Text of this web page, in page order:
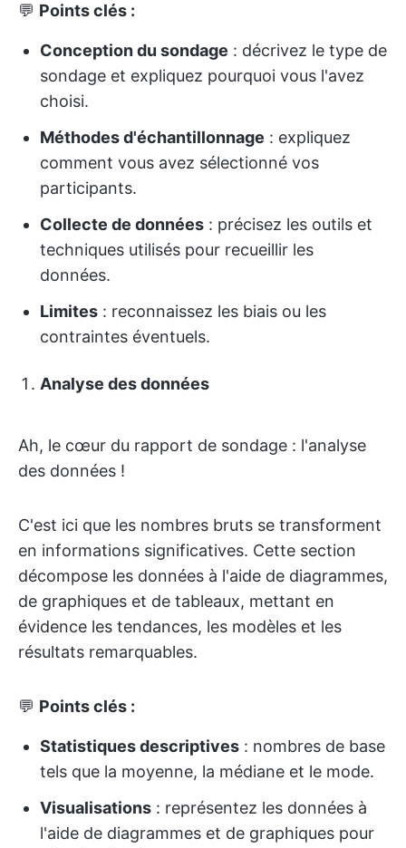
💬 Points clés :
Conception du sondage : décrivez le type de
sondage et expliquez pourquoi vous l'avez
choisi.
Méthodes d'échantillonnage : expliquez
comment vous avez sélectionné vos
participants.
Collecte de données : précisez les outils et
techniques utilisés pour recueillir les
données.
Limites : reconnaissez les biais ou les
contraintes éventuels.
Analyse des données
Ah, le cœur du rapport de sondage : l'analyse
des données !
C'est ici que les nombres bruts se transforment
en informations significatives. Cette section
décompose les données à l'aide de diagrammes,
de graphiques et de tableaux, mettant en
évidence les tendances, les modèles et les
résultats remarquables.
💬 Points clés :
Statistiques descriptives : nombres de base
tels que la moyenne, la médiane et le mode.
Visualisations : représentez les données à
l'aide de diagrammes et de graphiques pour